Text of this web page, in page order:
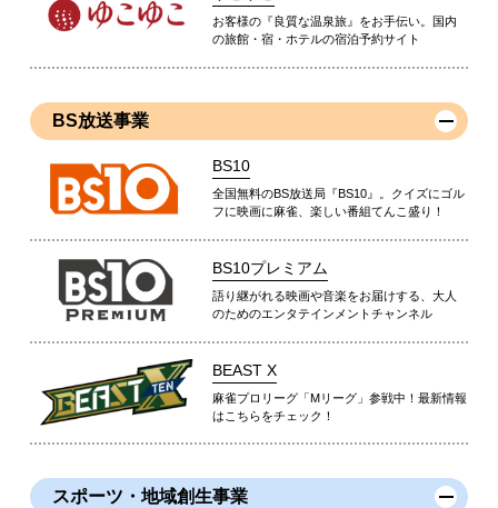
お客様の『良質な温泉旅』をお手伝い。国内
の旅館・宿・ホテルの宿泊予約サイト
BS放送事業
BS10
全国無料のBS放送局『BS10』。クイズにゴル
フに映画に麻雀、楽しい番組てんこ盛り！
BS10プレミアム
語り継がれる映画や音楽をお届けする、大人
のためのエンタテインメントチャンネル
BEAST X
麻雀プロリーグ「Mリーグ」参戦中！最新情報
はこちらをチェック！
スポーツ・地域創生事業